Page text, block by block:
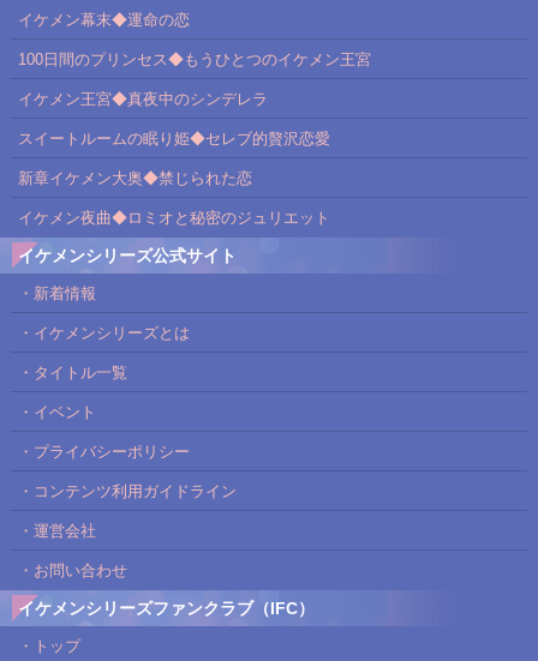
イケメン幕末◆運命の恋
100日間のプリンセス◆もうひとつのイケメン王宮
イケメン王宮◆真夜中のシンデレラ
スイートルームの眠り姫◆セレブ的贅沢恋愛
新章イケメン大奥◆禁じられた恋
イケメン夜曲◆ロミオと秘密のジュリエット
イケメンシリーズ公式サイト
・新着情報
・イケメンシリーズとは
・タイトル一覧
・イベント
・プライバシーポリシー
・コンテンツ利用ガイドライン
・運営会社
・お問い合わせ
イケメンシリーズファンクラブ（IFC）
・トップ